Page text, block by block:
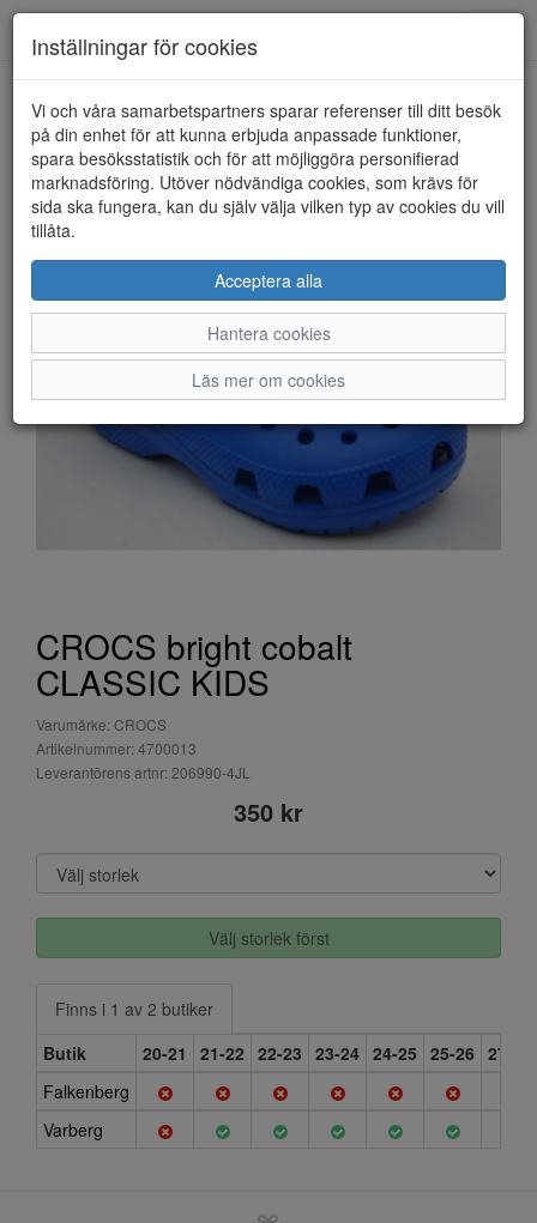
HEM CROCS
CROCS bright cobalt
CLASSIC KIDS
Varumärke: CROCS
Artikelnummer: 4700013
Leverantörens artnr: 206990-4JL
350 kr
Välj storlek först
Finns i 1 av 2 butiker
Butik
20-21 21-22 22-23 23-24 24-25 25-26 27-28
Falkenberg
Varberg
Inställningar för cookies
Vi och våra samarbetspartners sparar referenser till ditt besök
på din enhet för att kunna erbjuda anpassade funktioner,
spara besöksstatistik och för att möjliggöra personifierad
marknadsföring. Utöver nödvändiga cookies, som krävs för
sida ska fungera, kan du själv välja vilken typ av cookies du vill
tillåta.
Acceptera alla
Hantera cookies
Läs mer om cookies